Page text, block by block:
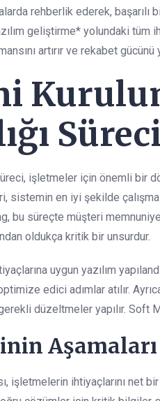
rehberlik ederek,
geliştirme* yolundaki tüm
artırır ve rekabet gücünü
işletmeler için önemli bir
en iyi şekilde
bu süreçte müşteri
oldukça kritik bir unsurdur.
uygun yazılım
edici adımlar atılır.
düzeltmeler yapılır. Soft
Aşamaları
işletmelerin ihtiyaçlarını net